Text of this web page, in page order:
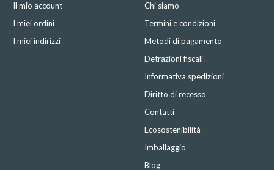
Il mio account
I miei ordini
I miei indirizzi
Chi siamo
Termini e condizioni
Metodi di pagamento
Detrazioni fiscali
Informativa spedizioni
Diritto di recesso
Contatti
Ecosostenibilità
Imballaggio
Blog